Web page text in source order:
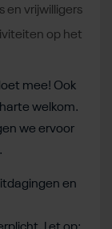
en vrijwilligers
op het
mee! Ook
welkom.
we ervoor
en